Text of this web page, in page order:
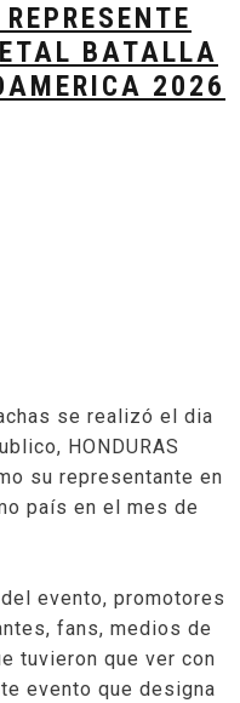
BATALLA
2026
se realizó el dia
HONDURAS
su representante en
país en el mes de
evento, promotores
fans, medios de
tuvieron que ver con
evento que designa